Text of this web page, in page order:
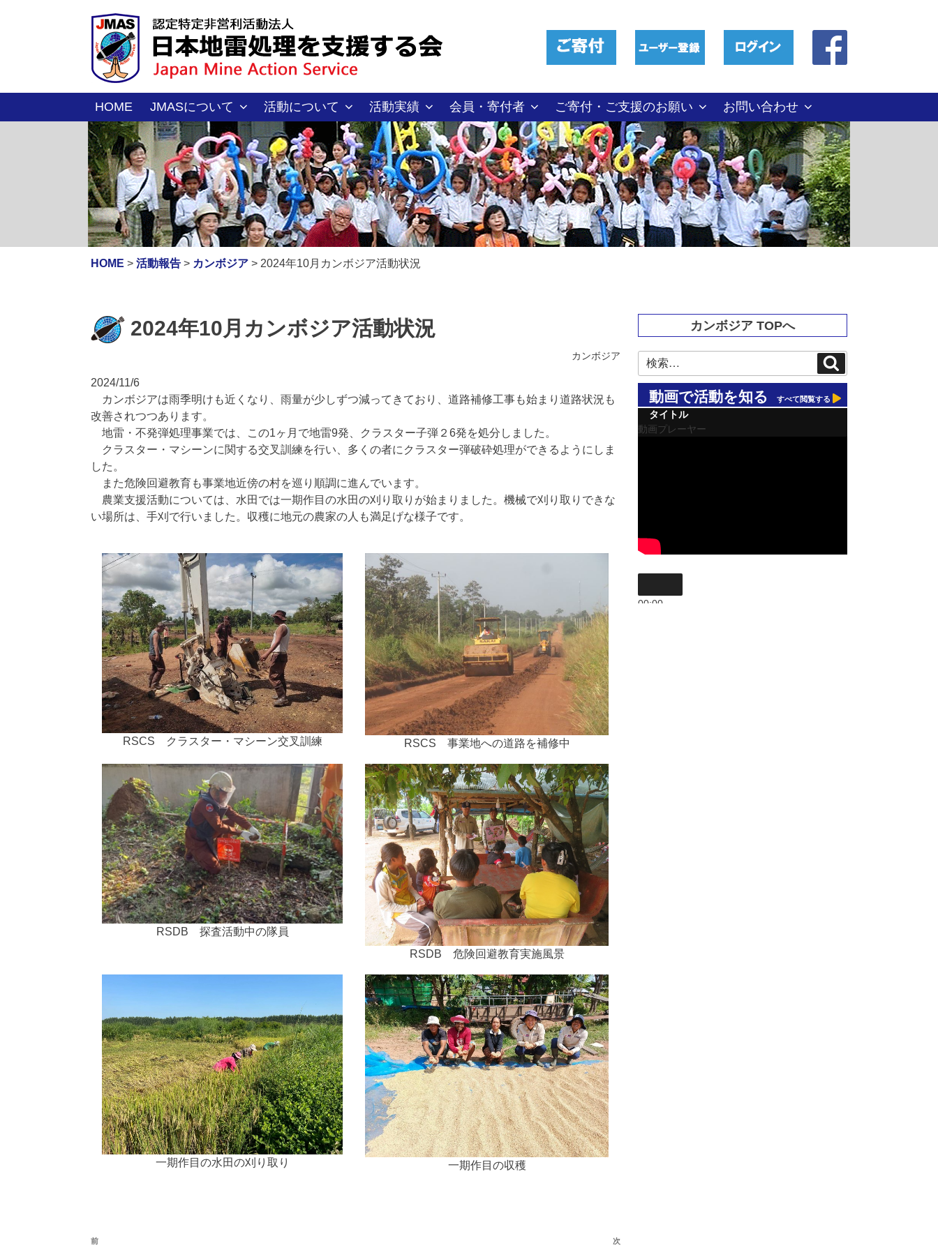
へ
キ
HOME JMASについて 活動について 活動実績 会員・寄付者 ご寄付・ご支援のお願い お問い合わせ
HOME > 活動報告 > カンボジア > 2024年10月カンボジア活動状況
2024年10月カンボジア活動状況
カンボジア
2024/11/6
カンボジアは雨季明けも近くなり、雨量が少しずつ減ってきており、道路補修工事も始まり道路状況も
改善されつつあります。
地雷・不発弾処理事業では、この1ヶ月で地雷9発、クラスター子弾２6発を処分しました。
クラスター・マシーンに関する交叉訓練を行い、多くの者にクラスター弾破砕処理ができるようにしま
した。
また危険回避教育も事業地近傍の村を巡り順調に進んでいます。
農業支援活動については、水田では一期作目の水田の刈り取りが始まりました。機械で刈り取りできな
い場所は、手刈で行いました。収穫に地元の農家の人も満足げな様子です。
RSCS クラスター・マシーン交叉訓練 RSCS 事業地への道路を補修中
RSDB 探査活動中の隊員
RSDB 危険回避教育実施風景
一期作目の水田の刈り取り 一期作目の収穫
前
前 次
次
カンボジア TOPへ
検
索:
動画で活動を知る すべて閲覧する
タイトル
動画プレーヤー
00:00